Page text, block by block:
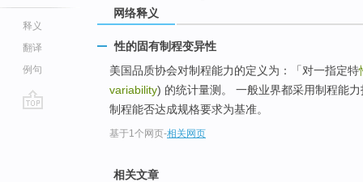
释义
翻译
例句
网络释义
性的固有制程变异性
美国品质协会对制程能力的定义为：「对一指定特
variability) 的统计量测。 一般业界都采用制程能
制程能否达成规格要求为基准。
基于1个网页-相关网页
相关文章